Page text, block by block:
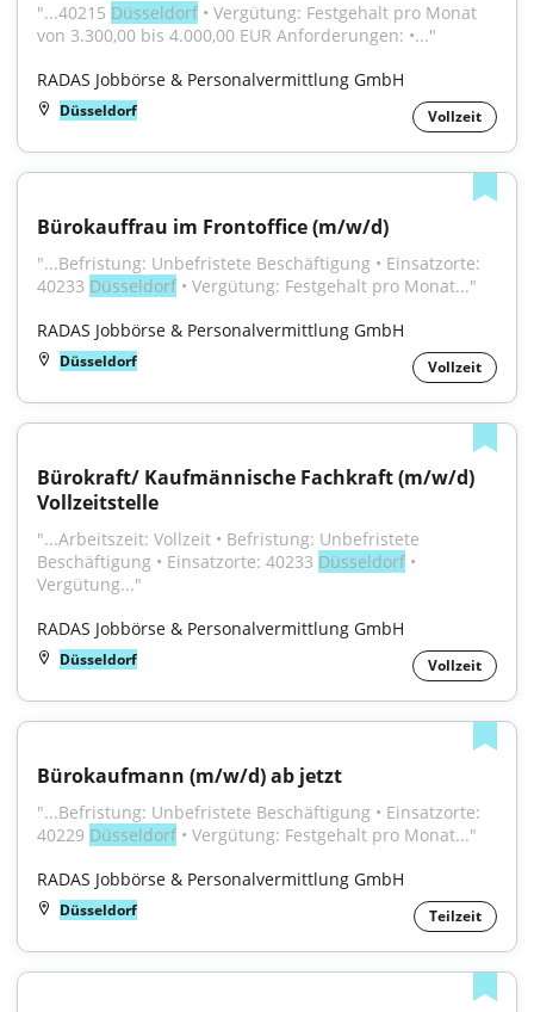
"...40215 Düsseldorf • Vergütung: Festgehalt pro Monat
von 3.300,00 bis 4.000,00 EUR Anforderungen: •..."
RADAS Jobbörse & Personalvermittlung GmbH
Düsseldorf Vollzeit
Bürokauffrau im Frontoffice (m/w/d)
"...Befristung: Unbefristete Beschäftigung • Einsatzorte:
40233 Düsseldorf • Vergütung: Festgehalt pro Monat..."
RADAS Jobbörse & Personalvermittlung GmbH
Düsseldorf Vollzeit
Bürokraft/ Kaufmännische Fachkraft (m/w/d)
Vollzeitstelle
"...Arbeitszeit: Vollzeit • Befristung: Unbefristete
Beschäftigung • Einsatzorte: 40233 Düsseldorf •
Vergütung..."
RADAS Jobbörse & Personalvermittlung GmbH
Düsseldorf Vollzeit
Bürokaufmann (m/w/d) ab jetzt
"...Befristung: Unbefristete Beschäftigung • Einsatzorte:
40229 Düsseldorf • Vergütung: Festgehalt pro Monat..."
RADAS Jobbörse & Personalvermittlung GmbH
Düsseldorf Teilzeit